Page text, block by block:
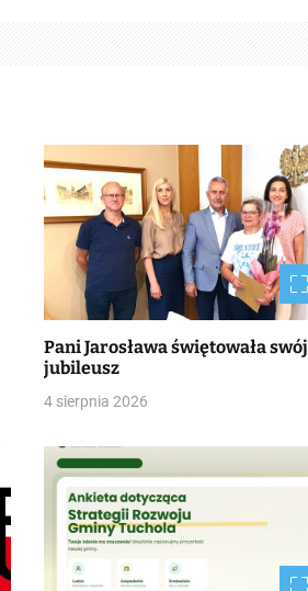
Pani Jarosława świętowała swój
jubileusz
4 sierpnia 2026